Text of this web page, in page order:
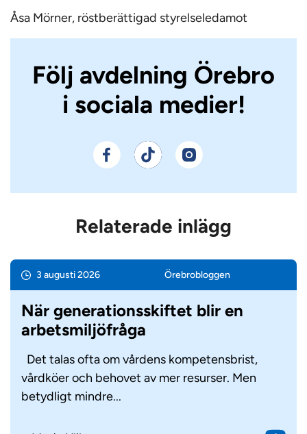
Åsa Mörner, röstberättigad styrelseledamot
Följ avdelning Örebro
i sociala medier!
Relaterade inlägg
3 augusti 2026 Örebro­bloggen
När generationsskiftet blir en
arbetsmiljöfråga
Det talas ofta om vårdens kompetensbrist,
vårdköer och behovet av mer resurser. Men
betydligt mindre...